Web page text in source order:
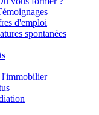
d'emploi
spontanées
l'immobilier